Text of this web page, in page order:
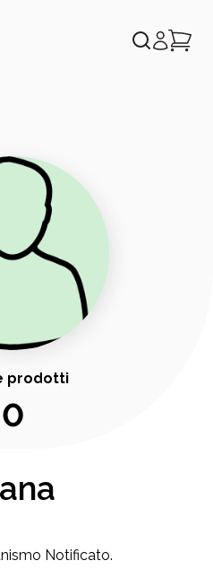
prodotti
0
Notificato.